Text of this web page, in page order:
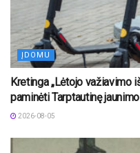
ĮDOMU
Kretinga „Lėtojo važiavimo
paminėti Tarptautinę
2026-08-05